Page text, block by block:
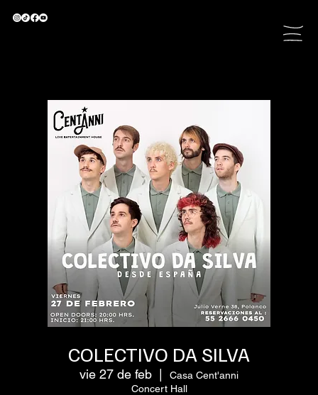
COLECTIVO DA SILVA
vie 27 de feb
  |
Casa Cent'anni
Concert Hall